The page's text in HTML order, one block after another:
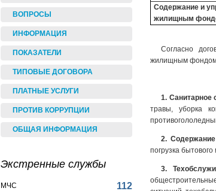
ВОПРОСЫ
ИНФОРМАЦИЯ
ПОКАЗАТЕЛИ
ТИПОВЫЕ ДОГОВОРА
ПЛАТНЫЕ УСЛУГИ
ПРОТИВ КОРРУПЦИИ
ОБЩАЯ ИНФОРМАЦИЯ
Экстренные службы
МЧС 112
Содержание и
жилищным
Согласно
жилищным фондом
1. Санитарное
травы, уборка
2.
погрузка
3.